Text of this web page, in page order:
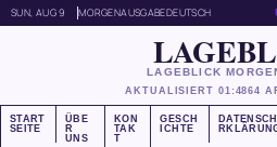
SUN, AUG 9 MORGENAUSGABEDEUTSCH
LAGEBLICK
AKTUALISIERT 01:4864
START
SEITE
ÜBE
R
UNS
KON
TAK
T
GESCH
ICHTE